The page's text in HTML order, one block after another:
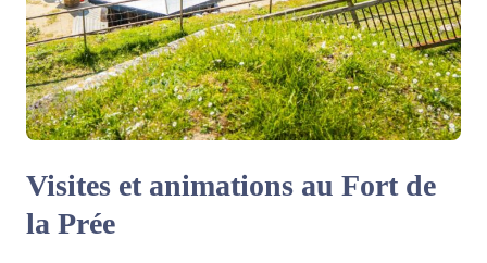
Visites et animations au Fort de
la Prée